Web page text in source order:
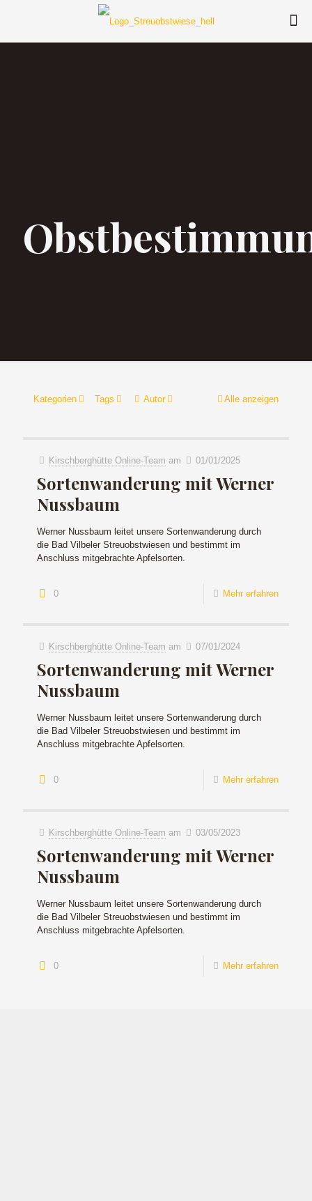
Kategorien Tags Autor Alle anzeigen
Kirschberghütte Online-Team am 01/01/2025
Sortenwanderung mit Werner
Nussbaum
Werner Nussbaum leitet unsere Sortenwanderung durch
die Bad Vilbeler Streuobstwiesen und bestimmt im
Anschluss mitgebrachte Apfelsorten.
0 Mehr erfahren
Kirschberghütte Online-Team am 07/01/2024
Sortenwanderung mit Werner
Nussbaum
Werner Nussbaum leitet unsere Sortenwanderung durch
die Bad Vilbeler Streuobstwiesen und bestimmt im
Anschluss mitgebrachte Apfelsorten.
0 Mehr erfahren
Kirschberghütte Online-Team am 03/05/2023
Sortenwanderung mit Werner
Nussbaum
Werner Nussbaum leitet unsere Sortenwanderung durch
die Bad Vilbeler Streuobstwiesen und bestimmt im
Anschluss mitgebrachte Apfelsorten.
0 Mehr erfahren